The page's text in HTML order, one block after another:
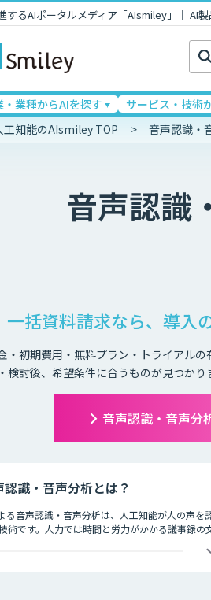
するAIポータルメディア「AIsmiley」｜ AI
検
索:
・業種からAIを探す サービス・技術
工知能のAIsmiley TOP 音声認識・
音声認識
一括資料請求なら、導入
・初期費用・無料プラン・トライアル
検討後、希望条件に合うものが見つか
音声認識・音声分
認識・音声分析とは？
る音声認識・音声分析は、人工知能が人の声
術です。人力では時間と労力がかかる議事録